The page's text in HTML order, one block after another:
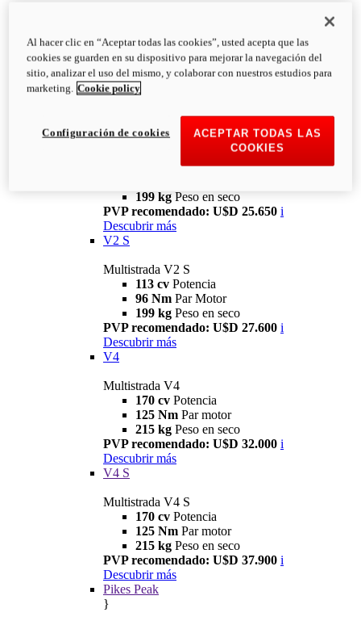
Potencia
199 kg Peso en seco
PVP recomendado: U$D 25.650 i
Descubrir más
V2 S
Multistrada V2 S
113 cv Potencia
96 Nm Par Motor
199 kg Peso en seco
PVP recomendado: U$D 27.600 i
Descubrir más
V4
Multistrada V4
170 cv Potencia
125 Nm Par motor
215 kg Peso en seco
PVP recomendado: U$D 32.000 i
Descubrir más
V4 S
Multistrada V4 S
170 cv Potencia
125 Nm Par motor
215 kg Peso en seco
PVP recomendado: U$D 37.900 i
Descubrir más
Pikes Peak
}
Al hacer clic en “Aceptar todas las cookies”, usted acepta que las
cookies se guarden en su dispositivo para mejorar la navegación del
sitio, analizar el uso del mismo, y colaborar con nuestros estudios para
marketing. Cookie policy
ACEPTAR TODAS LAS
COOKIES
Configuración de cookies